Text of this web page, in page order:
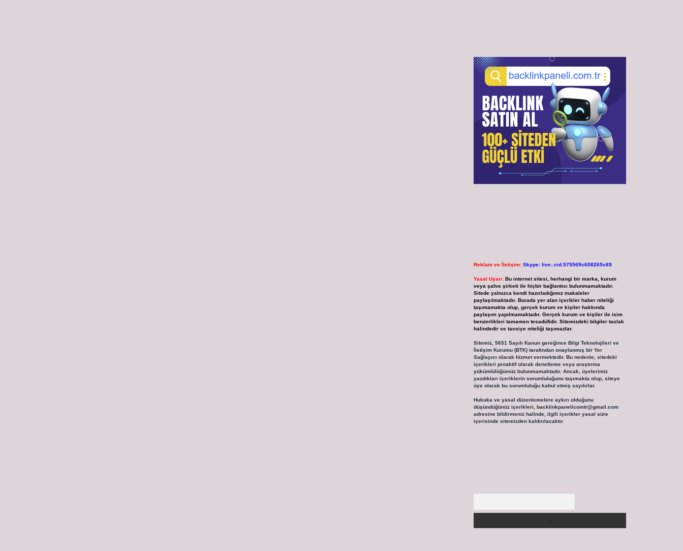
Reklam ve İletişim: Skype: live:.cid.575569c608265c69
Yasal Uyarı: Bu internet sitesi, herhangi bir marka, kurum
veya şahıs şirketi ile hiçbir bağlantısı bulunmamaktadır.
Sitede yalnızca kendi hazırladığımız makaleler
paylaşılmaktadır. Burada yer alan içerikler haber niteliği
taşımamakta olup, gerçek kurum ve kişiler hakkında
paylaşım yapılmamaktadır. Gerçek kurum ve kişiler ile isim
benzerlikleri tamamen tesadüfidir. Sitemizdeki bilgiler taslak
halindedir ve tavsiye niteliği taşımazlar.
Sitemiz, 5651 Sayılı Kanun gereğince Bilgi Teknolojileri ve
İletişim Kurumu (BTK) tarafından onaylanmış bir Yer
Sağlayıcı olarak hizmet vermektedir. Bu nedenle, sitedeki
içerikleri proaktif olarak denetleme veya araştırma
yükümlülüğümüz bulunmamaktadır. Ancak, üyelerimiz
yazdıkları içeriklerin sorumluluğunu taşımakta olup, siteye
üye olarak bu sorumluluğu kabul etmiş sayılırlar.
Hukuka ve yasal düzenlemelere aykırı olduğunu
düşündüğünüz içerikleri, backlinkpanelicomtr@gmail.com
adresine bildirmeniz halinde, ilgili içerikler yasal süre
içerisinde sitemizden kaldırılacaktır.